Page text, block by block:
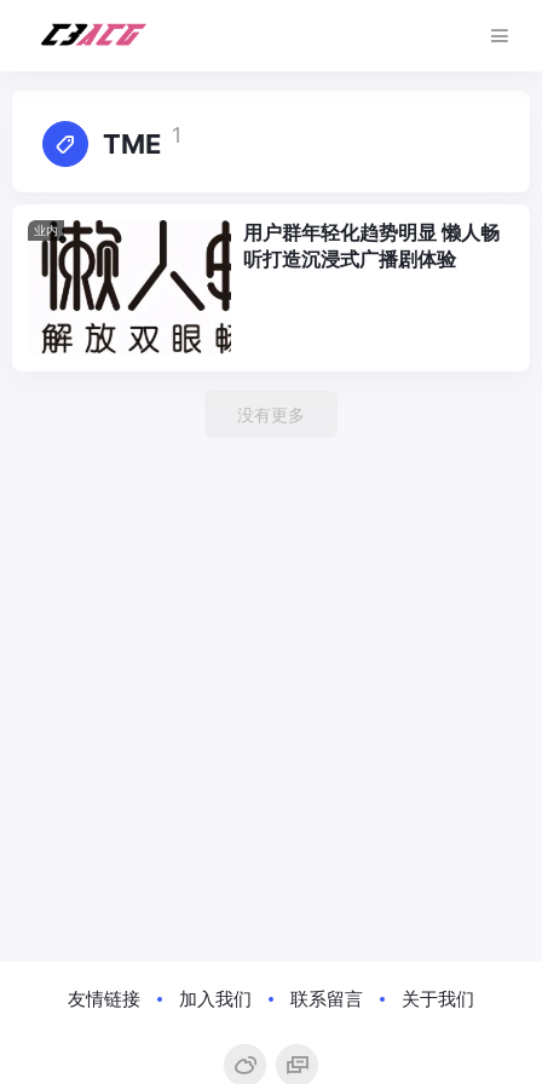
TME 1
业内
用户群年轻化趋势明显 懒人畅
听打造沉浸式广播剧体验
没有更多
友情链接 加入我们 联系留言 关于我们